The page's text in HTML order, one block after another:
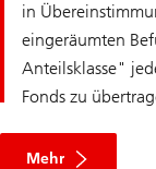
in
eingeräumten
Anteilsklasse"
Fonds zu
Mehr
die